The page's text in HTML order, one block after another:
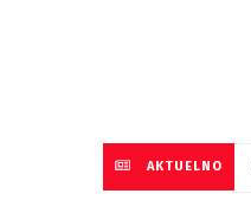
AKTUELNO